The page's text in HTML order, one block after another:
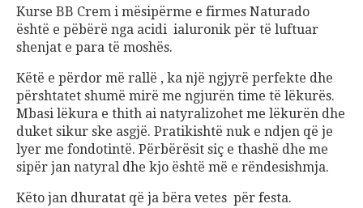
Kurse BB Crem i mësipërme e firmes Naturado
është e pëbërë nga acidi ialuronik për të luftuar
shenjat e para të moshës.
Këtë e përdor më rallë , ka një ngjyrë perfekte dhe
përshtatet shumë mirë me ngjurën time të lëkurës.
Mbasi lëkura e thith ai natyralizohet me lëkurën dhe
duket sikur ske asgjë. Pratikishtë nuk e ndjen që je
lyer me fondotintë. Përbërësit siç e thashë dhe me
sipër jan natyral dhe kjo është më e rëndesishmja.
Këto jan dhuratat që ja bëra vetes për festa.